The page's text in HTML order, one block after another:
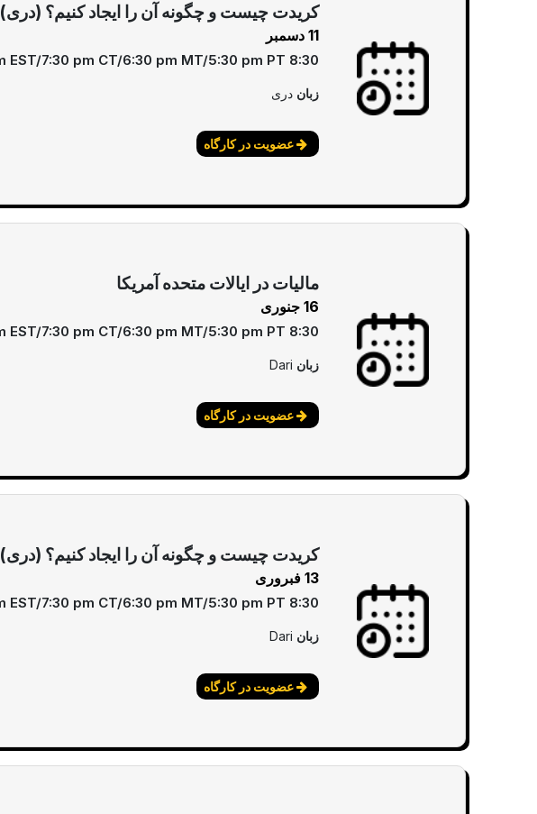
کریدت چیست و چگونه آن را ایجاد کنیم؟ (دری)
11 دسمبر
8:30 pm EST/7:30 pm CT/6:30 pm MT/5:30 pm PT
زبان دری
عضویت در کارگاه
مالیات در ایالات متحده آمریکا
16 جنوری
8:30 pm EST/7:30 pm CT/6:30 pm MT/5:30 pm PT
زبان
عضویت در کارگاه
کریدت چیست و چگونه آن را ایجاد کنیم؟ (دری)
13 فبروری
8:30 pm EST/7:30 pm CT/6:30 pm MT/5:30 pm PT
زبان
عضویت در کارگاه